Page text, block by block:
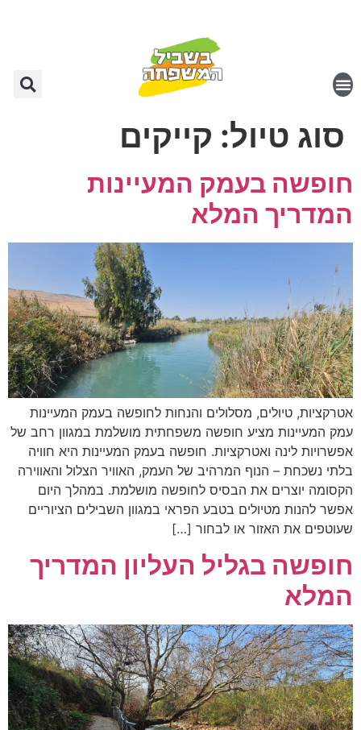
סוג טיול: קייקים
חופשה בעמק המעיינות
המדריך המלא
אטרקציות, טיולים, מסלולים והנחות לחופשה בעמק המעיינות
עמק המעיינות מציע חופשה משפחתית מושלמת במגוון רחב של
אפשרויות לינה ואטרקציות. חופשה בעמק המעיינות היא חוויה
בלתי נשכחת – הנוף המרהיב של העמק, האוויר הצלול והאווירה
הקסומה יוצרים את הבסיס לחופשה מושלמת. במהלך היום
אפשר להנות מטיולים בטבע הפראי במגוון השבילים הציוריים
שעוטפים את האזור או לבחור […]
חופשה בגליל העליון המדריך
המלא